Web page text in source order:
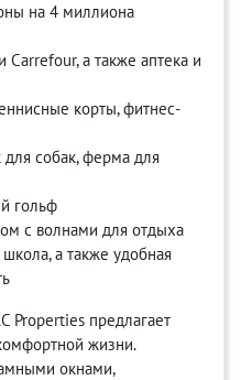
на 4 миллиона
а также аптека и
корты, фитнес-
собак, ферма для
гольф
с волнами для отдыха
а также удобная
Properties предлагает
жизни.
окнами,